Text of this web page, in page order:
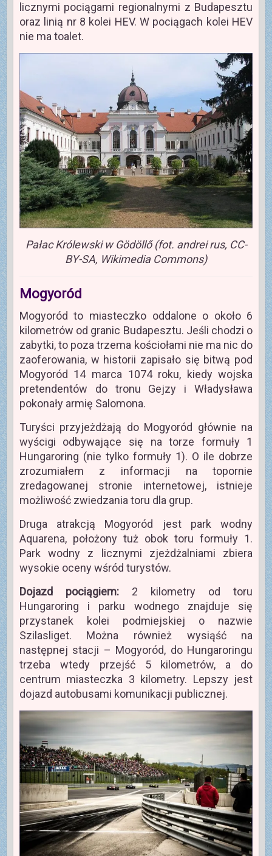
licznymi pociągami regionalnymi z Budapesztu
oraz linią nr 8 kolei HEV. W pociągach kolei HEV
nie ma toalet.
Pałac Królewski w Gödöllő (fot. andrei rus, CC-
BY-SA, Wikimedia Commons)
Mogyoród
Mogyoród to miasteczko oddalone o około 6
kilometrów od granic Budapesztu. Jeśli chodzi o
zabytki, to poza trzema kościołami nie ma nic do
zaoferowania, w historii zapisało się bitwą pod
Mogyoród 14 marca 1074 roku, kiedy wojska
pretendentów do tronu Gejzy i Władysława
pokonały armię Salomona.
Turyści przyjeżdżają do Mogyoród głównie na
wyścigi odbywające się na torze formuły 1
Hungaroring (nie tylko formuły 1). O ile dobrze
zrozumiałem z informacji na topornie
zredagowanej stronie internetowej, istnieje
możliwość zwiedzania toru dla grup.
Druga atrakcją Mogyoród jest park wodny
Aquarena, położony tuż obok toru formuły 1.
Park wodny z licznymi zjeżdżalniami zbiera
wysokie oceny wśród turystów.
Dojazd pociągiem:2 kilometry od toru
Hungaroring i parku wodnego znajduje się
przystanek kolei podmiejskiej o nazwie
Szilasliget. Można również wysiąść na
następnej stacji – Mogyoród, do Hungaroringu
trzeba wtedy przejść 5 kilometrów, a do
centrum miasteczka 3 kilometry. Lepszy jest
dojazd autobusami komunikacji publicznej.